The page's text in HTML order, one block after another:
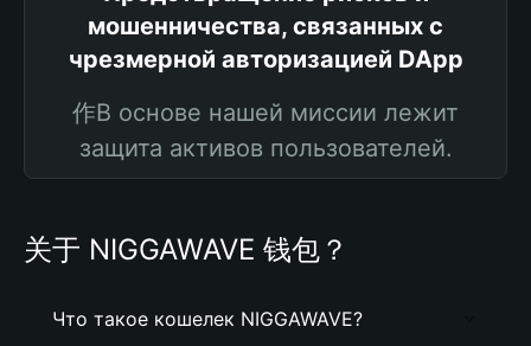
мошенничества, связанных с
чрезмерной авторизацией DApp
作В основе нашей миссии лежит
защита активов пользователей.
关于 NIGGAWAVE 钱包？
Что такое кошелек NIGGAWAVE?